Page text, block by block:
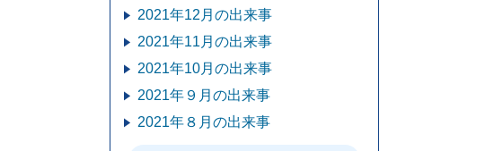
2021年12月の出来事
2021年11月の出来事
2021年10月の出来事
2021年９月の出来事
2021年８月の出来事